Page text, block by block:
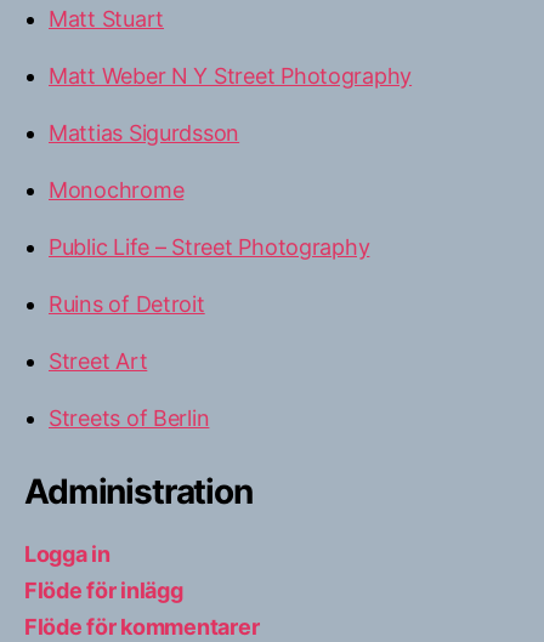
Matt Stuart
Matt Weber N Y Street Photography
Mattias Sigurdsson
Monochrome
Public Life – Street Photography
Ruins of Detroit
Street Art
Streets of Berlin
Administration
Logga in
Flöde för inlägg
Flöde för kommentarer